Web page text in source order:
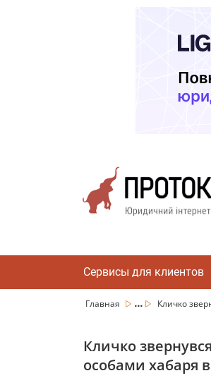
Сервисы для клиентов
Главная ... Кличко
Кличко
особами хабаря в